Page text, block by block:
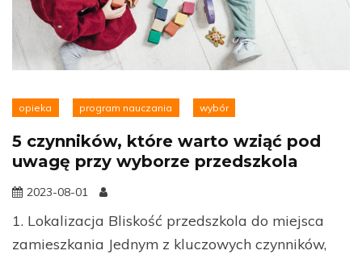
opieka program nauczania wybór
5 czynników, które warto wziąć pod
uwagę przy wyborze przedszkola
2023-08-01
1. Lokalizacja Bliskość przedszkola do miejsca
zamieszkania Jednym z kluczowych czynników,